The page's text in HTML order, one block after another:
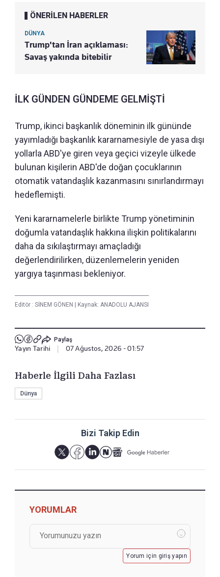
ÖNERİLEN HABERLER
DÜNYA
Trump'tan İran açıklaması:
Savaş yakında bitebilir
İLK GÜNDEN GÜNDEME GELMİŞTİ
Trump, ikinci başkanlık döneminin ilk gününde
yayımladığı başkanlık kararnamesiyle de yasa dışı
yollarla ABD'ye giren veya geçici vizeyle ülkede
bulunan kişilerin ABD'de doğan çocuklarının
otomatik vatandaşlık kazanmasını sınırlandırmayı
hedeflemişti.
Yeni kararnamelerle birlikte Trump yönetiminin
doğumla vatandaşlık hakkına ilişkin politikalarını
daha da sıkılaştırmayı amaçladığı
değerlendirilirken, düzenlemelerin yeniden
yargıya taşınması bekleniyor.
Editör : SİNEM GÖNEN | Kaynak: ANADOLU AJANSI
Paylaş
Yayın Tarihi 07 Ağustos, 2026 - 01:57
Haberle İlgili Daha Fazlası
Dünya
Bizi Takip Edin
YORUMLAR
Yorum için giriş yapın